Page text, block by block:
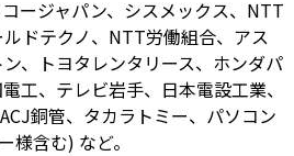
ージャパン、シスメックス、NTT
ドテクノ、NTT労働組合、アス
、トヨタレンタリース、ホンダパ
工、テレビ岩手、日本電設工業、
銅管、タカラトミー、パソコン
様含む) など。